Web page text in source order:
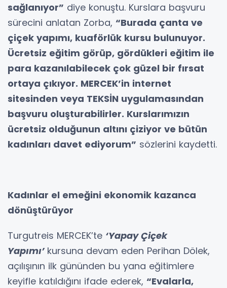
sağlanıyor” diye konuştu. Kurslara başvuru
sürecini anlatan Zorba, “Burada çanta ve
çiçek yapımı, kuaförlük kursu bulunuyor.
Ücretsiz eğitim görüp, gördükleri eğitim ile
para kazanılabilecek çok güzel bir fırsat
ortaya çıkıyor. MERCEK’in internet
sitesinden veya TEKSİN uygulamasından
başvuru oluşturabilirler. Kurslarımızın
ücretsiz olduğunun altını çiziyor ve bütün
kadınları davet ediyorum” sözlerini kaydetti.
Kadınlar el emeğini ekonomik kazanca
dönüştürüyor
Turgutreis MERCEK’te ‘Yapay Çiçek
Yapımı’ kursuna devam eden Perihan Dölek,
açılışının ilk gününden bu yana eğitimlere
keyifle katıldığını ifade ederek, “Evalarla,